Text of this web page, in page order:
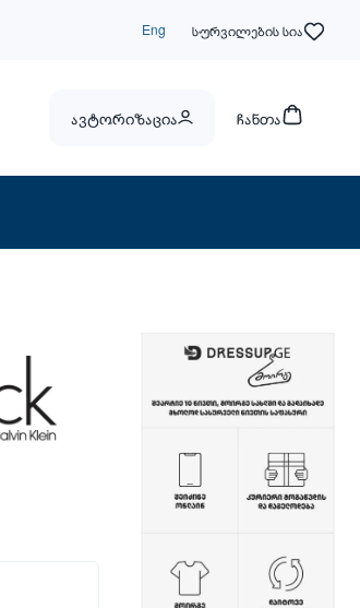
Eng სურვილების სია
ავტორიზაცია ჩანთა